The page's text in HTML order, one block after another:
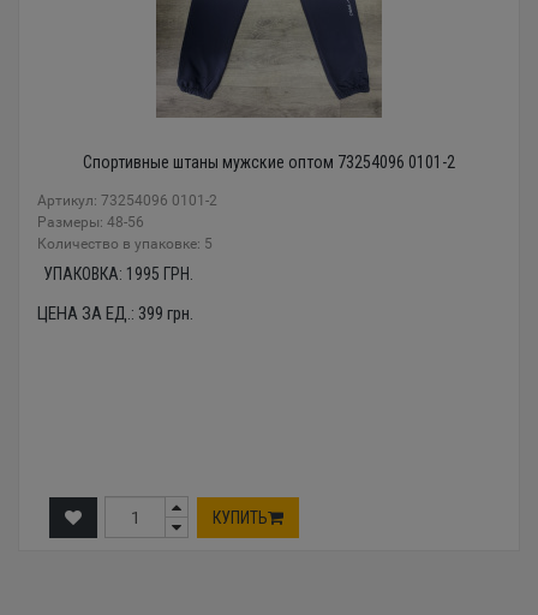
Спортивные штаны мужские оптом 73254096 0101-2
Артикул: 73254096 0101-2
Размеры: 48-56
Количество в упаковке: 5
УПАКОВКА: 1995 ГРН.
ЦЕНА ЗА ЕД.: 399 грн.
КУПИТЬ